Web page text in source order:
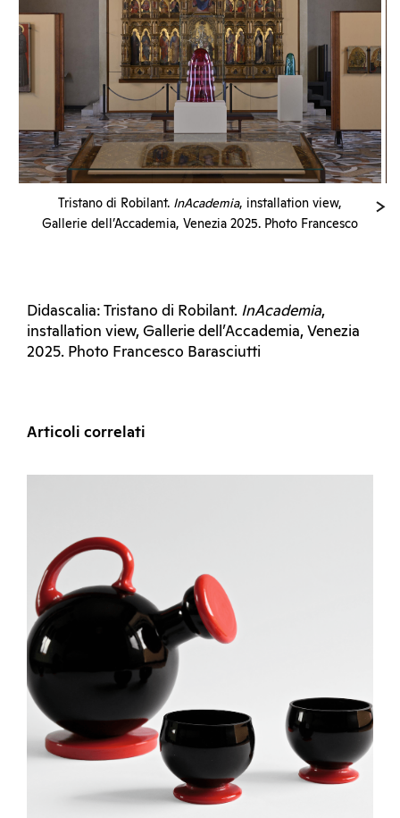
Tristano di Robilant. InAcademia, installation view,
Gallerie dell’Accademia, Venezia 2025. Photo Francesco
Didascalia: Tristano di Robilant. InAcademia,
installation view, Gallerie dell’Accademia, Venezia
2025. Photo Francesco Barasciutti
Articoli correlati